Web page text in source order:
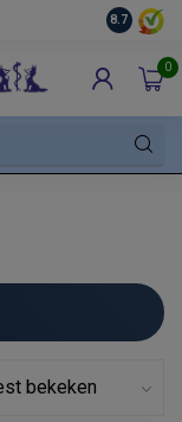
8.7
0